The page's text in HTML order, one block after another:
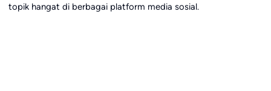
topik hangat di berbagai platform media sosial.